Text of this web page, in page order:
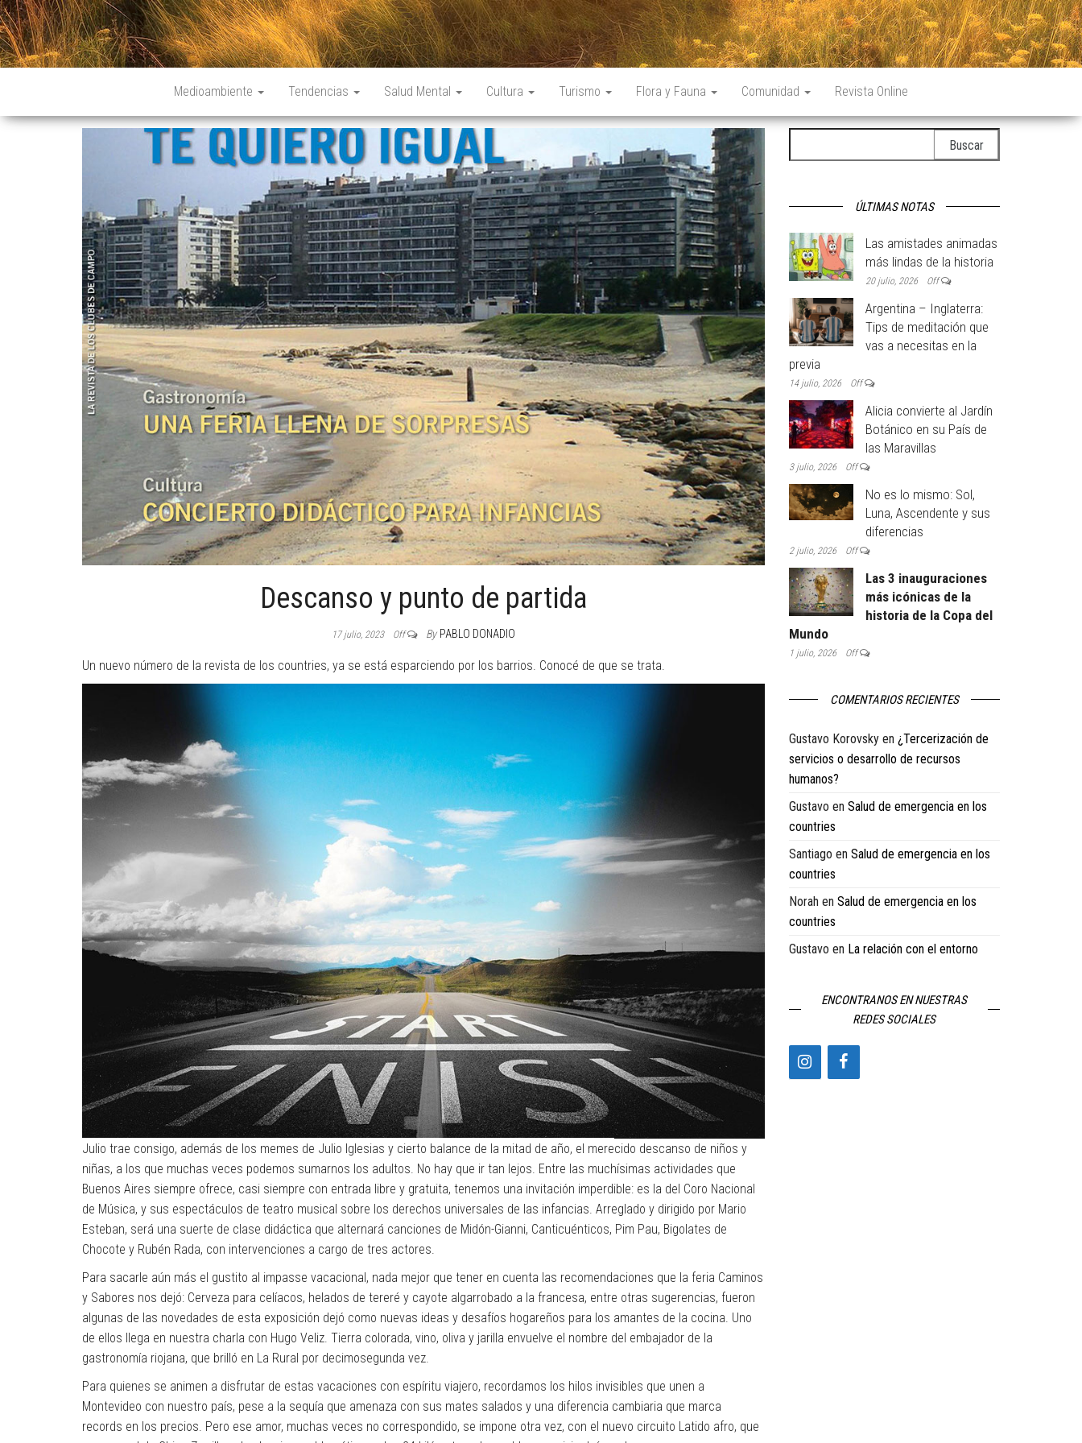
Medioambiente Tendencias Salud Mental Cultura Turismo Flora y Fauna Comunidad Revista Online
Descanso y punto de partida
17 julio, 2023 Off By PABLO DONADIO
Un nuevo número de la revista de los countries, ya se está esparciendo por los barrios. Conocé de que se trata.
Julio trae consigo, además de los memes de Julio Iglesias y cierto balance de la mitad de año, el merecido descanso de niños y
niñas, a los que muchas veces podemos sumarnos los adultos. No hay que ir tan lejos. Entre las muchísimas actividades que
Buenos Aires siempre ofrece, casi siempre con entrada libre y gratuita, tenemos una invitación imperdible: es la del Coro Nacional
de Música, y sus espectáculos de teatro musical sobre los derechos universales de las infancias. Arreglado y dirigido por Mario
Esteban, será una suerte de clase didáctica que alternará canciones de Midón-Gianni, Canticuénticos, Pim Pau, Bigolates de
Chocote y Rubén Rada, con intervenciones a cargo de tres actores.
Para sacarle aún más el gustito al impasse vacacional, nada mejor que tener en cuenta las recomendaciones que la feria Caminos
y Sabores nos dejó: Cerveza para celíacos, helados de tereré y cayote algarrobado a la francesa, entre otras sugerencias, fueron
algunas de las novedades de esta exposición dejó como nuevas ideas y desafíos hogareños para los amantes de la cocina. Uno
de ellos llega en nuestra charla con Hugo Veliz. Tierra colorada, vino, oliva y jarilla envuelve el nombre del embajador de la
gastronomía riojana, que brilló en La Rural por decimosegunda vez.
Para quienes se animen a disfrutar de estas vacaciones con espíritu viajero, recordamos los hilos invisibles que unen a
Montevideo con nuestro país, pese a la sequía que amenaza con sus mates salados y una diferencia cambiaria que marca
records en los precios. Pero ese amor, muchas veces no correspondido, se impone otra vez, con el nuevo circuito Latido afro, que
ÚLTIMAS NOTAS
Las amistades animadas
más lindas de la historia
20 julio, 2026 Off
Argentina – Inglaterra:
Tips de meditación que
vas a necesitas en la
previa
14 julio, 2026 Off
Alicia convierte al Jardín
Botánico en su País de
las Maravillas
3 julio, 2026 Off
No es lo mismo: Sol,
Luna, Ascendente y sus
diferencias
2 julio, 2026 Off
Las 3 inauguraciones
más icónicas de la
historia de la Copa del
Mundo
1 julio, 2026 Off
COMENTARIOS RECIENTES
Gustavo Korovskyen ¿Tercerización de
servicios o desarrollo de recursos
humanos?
Gustavo en Salud de emergencia en los
countries
Santiago en Salud de emergencia en los
countries
Norah en Salud de emergencia en los
countries
Gustavo en La relación con el entorno
ENCONTRANOS EN NUESTRAS
REDES SOCIALES